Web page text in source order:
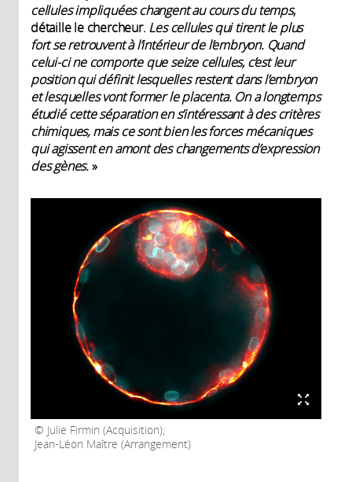
cellules impliquées changent au cours du temps,
détaille le chercheur. Les cellules qui tirent le plus
fort se retrouvent à l’intérieur de l’embryon. Quand
celui-ci ne comporte que seize cellules, c’est leur
position qui définit lesquelles restent dans l’embryon
et lesquelles vont former le placenta. On a longtemps
étudié cette séparation en s’intéressant à des critères
chimiques, mais ce sont bien les forces mécaniques
qui agissent en amont des changements d’expression
des gènes.»
Julie Firmin (Acquisition);
Jean-Léon Maître (Arrangement)